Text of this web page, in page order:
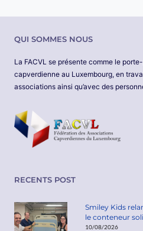
QUI SOMMES NOUS
La FACVL se présente comme le
capverdienne au Luxembourg, en
associations ainsi qu’avec des
RECENTS POST
Smiley Kids
le conteneur
10/08/2026